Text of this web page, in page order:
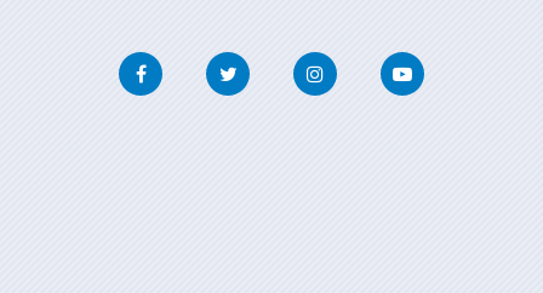
FacebookTwitter InstagramYoutube